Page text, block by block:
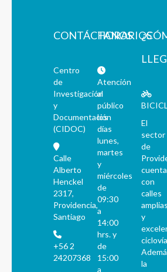
CONTÁCTANOS
Centro
de
Investigación
y
Documentación
(CIDOC)
Calle
Alberto
Henckel
2317,
Providencia,
Santiago
+56 2
24207368
HORARIOS
Atención
al
público
los
días
lunes,
martes
y
miércoles
de
09:30
a
14:00
hrs. y
de
15:00
a
El
sector
de
cuenta
con
calles
amplias
y
la